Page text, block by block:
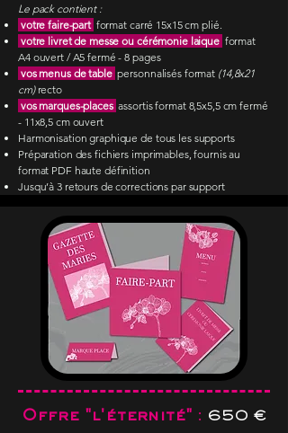
Le pack contient :
votre faire-part format carré 15x15 cm plié.
votre livret de messe ou cérémonie laique format
A4 ouvert / A5 fermé - 8 pages
vos menus de table personnalisés format (14,8x21
cm) recto
vos marques-places assortis format 8,5x5,5 cm fermé
- 11x8,5 cm ouvert
Harmonisation graphique de tous les supports
Préparation des fichiers imprimables, fournis au
format PDF haute définition
Jusqu’à 3 retours de corrections par support
Offre "l'éternité" : 650 €